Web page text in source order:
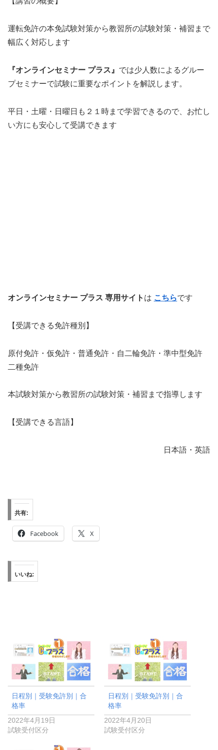
運転免許の本免試験対策から教習所の試験対策・補習まで
幅広く対応します
『オンラインセミナー プラス』 では少人数によるグルー
プセミナーで試験に重要なポイントを解説します。
平日・土曜・日曜日も２１時まで学習できるので、お忙し
い方にも安心して受講できます
オンラインセミナー プラス 専用サイト は こちらです
【受講できる免許種別】
原付免許・仮免許・普通免許・自二輪免許・準中型免許
二種免許
本試験対策から教習所の試験対策・補習まで指導します
【受講できる言語】
日本語・英語
共有:
Facebook X
いいね:
日程別｜受験免許別｜合
格率
2022年4月19日
試験受付区分
日程別｜受験免許別｜合
格率
2022年4月20日
試験受付区分